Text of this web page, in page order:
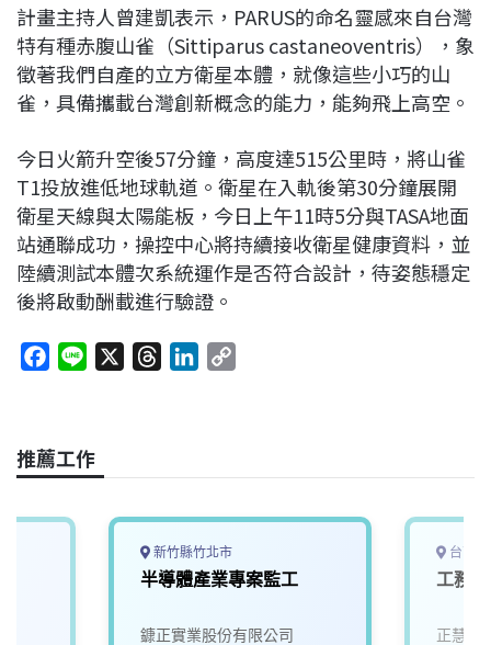
計畫主持人曾建凱表示，PARUS的命名靈感來自台灣
特有種赤腹山雀（Sittiparus castaneoventris），象
徵著我們自產的立方衛星本體，就像這些小巧的山
雀，具備攜載台灣創新概念的能力，能夠飛上高空。
今日火箭升空後57分鐘，高度達515公里時，將山雀
T1投放進低地球軌道。衛星在入軌後第30分鐘展開
衛星天線與太陽能板，今日上午11時5分與TASA地面
站通聯成功，操控中心將持續接收衛星健康資料，並
陸續測試本體次系統運作是否符合設計，待姿態穩定
後將啟動酬載進行驗證。
e
b
o
a
s
e
I
n
L
n
推薦工作
新竹縣竹北市
半導體產業專案監工
鏮正實業股份有限公司
台南
工務 (
正慧食